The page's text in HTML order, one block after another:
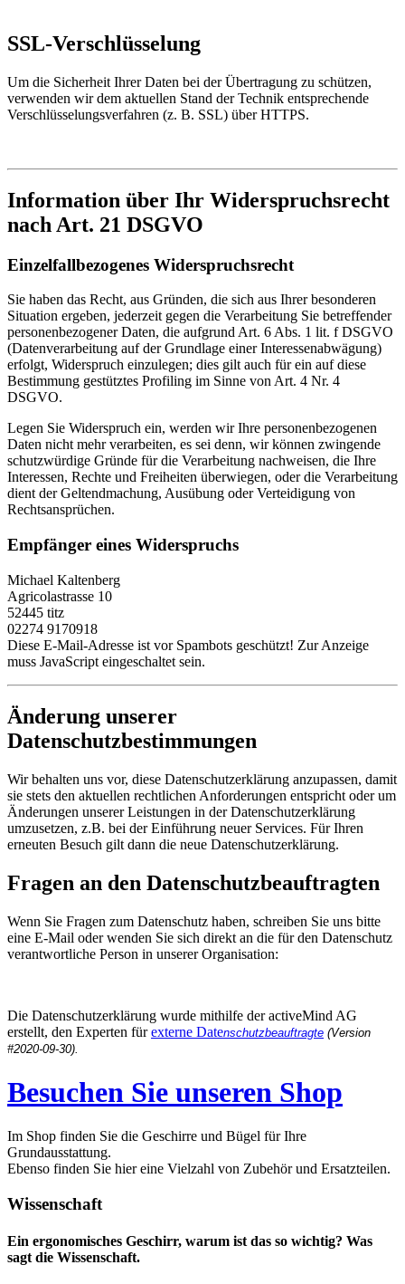
SSL-Verschlüsselung
Um die Sicherheit Ihrer Daten bei der Übertragung zu schützen,
verwenden wir dem aktuellen Stand der Technik entsprechende
Verschlüsselungsverfahren (z. B. SSL) über HTTPS.
Information über Ihr Widerspruchsrecht
nach Art. 21 DSGVO
Einzelfallbezogenes Widerspruchsrecht
Sie haben das Recht, aus Gründen, die sich aus Ihrer besonderen
Situation ergeben, jederzeit gegen die Verarbeitung Sie betreffender
personenbezogener Daten, die aufgrund Art. 6 Abs. 1 lit. f DSGVO
(Datenverarbeitung auf der Grundlage einer Interessenabwägung)
erfolgt, Widerspruch einzulegen; dies gilt auch für ein auf diese
Bestimmung gestütztes Profiling im Sinne von Art. 4 Nr. 4
DSGVO.
Legen Sie Widerspruch ein, werden wir Ihre personenbezogenen
Daten nicht mehr verarbeiten, es sei denn, wir können zwingende
schutzwürdige Gründe für die Verarbeitung nachweisen, die Ihre
Interessen, Rechte und Freiheiten überwiegen, oder die Verarbeitung
dient der Geltendmachung, Ausübung oder Verteidigung von
Rechtsansprüchen.
Empfänger eines Widerspruchs
Michael Kaltenberg
Agricolastrasse 10
52445 titz
02274 9170918
Diese E-Mail-Adresse ist vor Spambots geschützt! Zur Anzeige
muss JavaScript eingeschaltet sein.
Änderung unserer
Datenschutzbestimmungen
Wir behalten uns vor, diese Datenschutzerklärung anzupassen, damit
sie stets den aktuellen rechtlichen Anforderungen entspricht oder um
Änderungen unserer Leistungen in der Datenschutzerklärung
umzusetzen, z.B. bei der Einführung neuer Services. Für Ihren
erneuten Besuch gilt dann die neue Datenschutzerklärung.
Fragen an den Datenschutzbeauftragten
Wenn Sie Fragen zum Datenschutz haben, schreiben Sie uns bitte
eine E-Mail oder wenden Sie sich direkt an die für den Datenschutz
verantwortliche Person in unserer Organisation:
Die Datenschutzerklärung wurde mithilfe der activeMind AG
erstellt, den Experten fürexterne Datenschutzbeauftragte (Version
#2020-09-30).
Besuchen Sie unseren Shop
Im Shop finden Sie die Geschirre und Bügel für Ihre
Grundausstattung.
Ebenso finden Sie hier eine Vielzahl von Zubehör und Ersatzteilen.
Wissenschaft
Ein ergonomisches Geschirr, warum ist das so wichtig? Was
sagt die Wissenschaft.